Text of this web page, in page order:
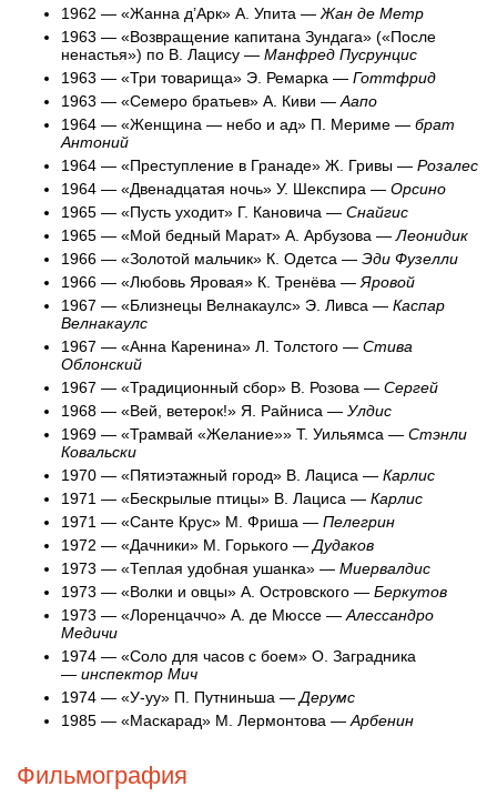
1962 — «Жанна д’Арк» А. Упита — Жан де Метр
1963 — «Возвращение капитана Зундага» («После
ненастья») по В. Лацису — Манфред Пусрунцис
1963 — «Три товарища» Э. Ремарка — Готтфрид
1963 — «Семеро братьев» А. Киви — Аапо
1964 — «Женщина — небо и ад» П. Мериме — брат
Антоний
1964 — «Преступление в Гранаде» Ж. Гривы — Розалес
1964 — «Двенадцатая ночь» У. Шекспира — Орсино
1965 — «Пусть уходит» Г. Кановича — Снайгис
1965 — «Мой бедный Марат» А. Арбузова — Леонидик
1966 — «Золотой мальчик» К. Одетса — Эди Фузелли
1966 — «Любовь Яровая» К. Тренёва — Яровой
1967 — «Близнецы Велнакаулс» Э. Ливса — Каспар
Велнакаулс
1967 — «Анна Каренина» Л. Толстого — Стива
Облонский
1967 — «Традиционный сбор» В. Розова — Сергей
1968 — «Вей, ветерок!» Я. Райниса — Улдис
1969 — «Трамвай «Желание»» Т. Уильямса — Стэнли
Ковальски
1970 — «Пятиэтажный город» В. Лациса — Карлис
1971 — «Бескрылые птицы» В. Лациса — Карлис
1971 — «Санте Крус» М. Фриша — Пелегрин
1972 — «Дачники» М. Горького — Дудаков
1973 — «Теплая удобная ушанка» — Миервалдис
1973 — «Волки и овцы» А. Островского — Беркутов
1973 — «Лоренцаччо» А. де Мюссе — Алессандро
Медичи
1974 — «Соло для часов с боем» О. Заградника
— инспектор Мич
1974 — «У-уу» П. Путниньша — Дерумс
1985 — «Маскарад» М. Лермонтова — Арбенин
Фильмография